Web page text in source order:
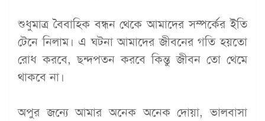
শুধুমাত্র বৈবাহিক বন্ধন থেকে আমাদের সম্পর্কের ইতি
টেনে নিলাম। এ ঘটনা আমাদের জীবনের গতি হয়তো
রোধ করবে, ছন্দপতন করবে কিন্তু জীবন তো থেমে
থাকবে না।
অপুর জন্যে আমার অনেক অনেক দোয়া, ভালবাসা